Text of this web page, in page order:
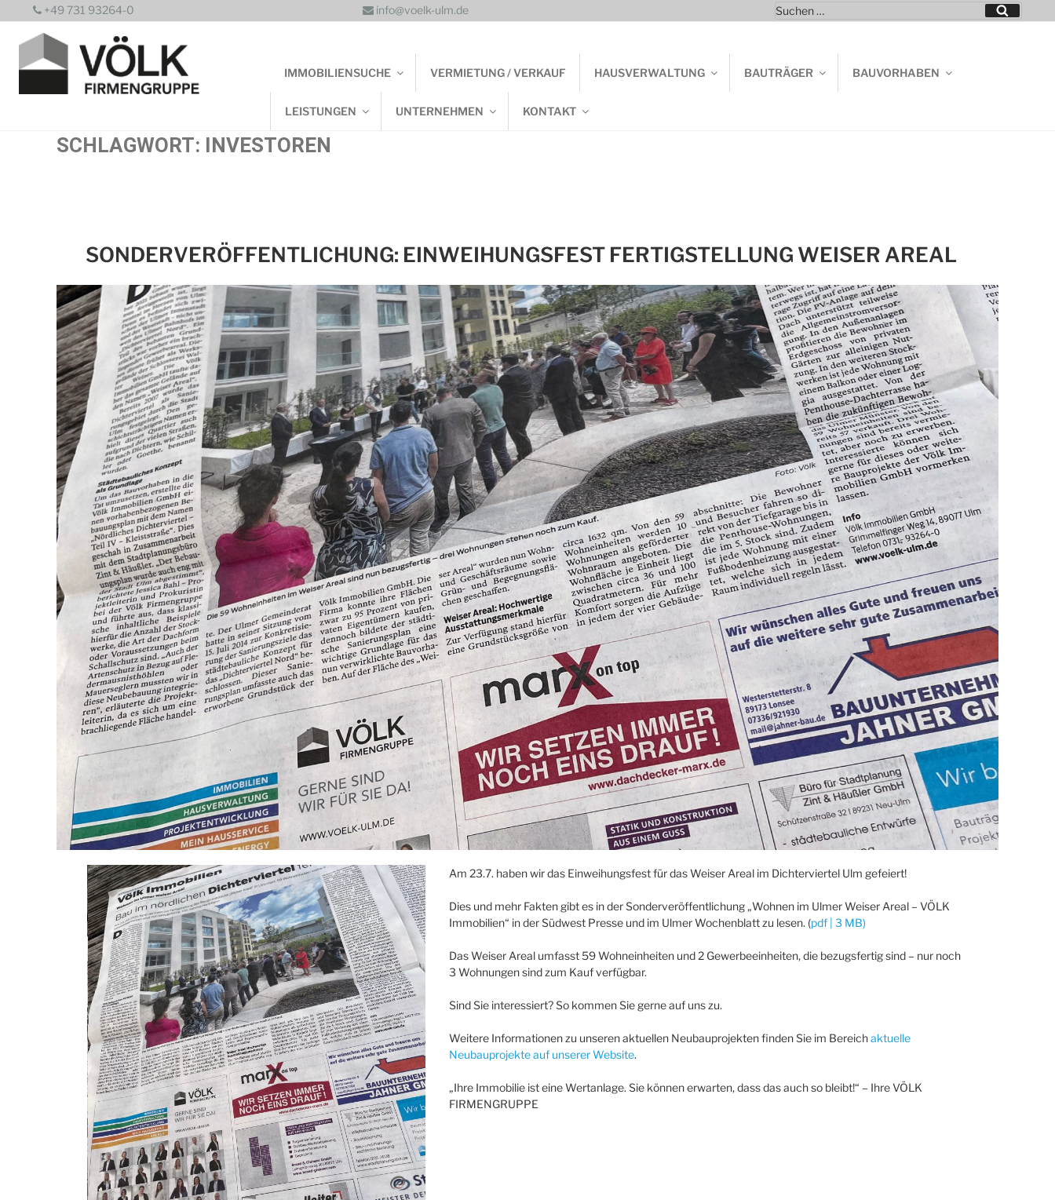
Inhalt
springen
+49 731 93264-0 info@voelk-ulm.de
Suchen
nach:
Suchen
IMMOBILIENSUCHE VERMIETUNG / VERKAUF HAUSVERWALTUNG BAUTRÄGER BAUVORHABEN
LEISTUNGEN UNTERNEHMEN KONTAKT
SCHLAGWORT: INVESTOREN
SONDERVERÖFFENTLICHUNG: EINWEIHUNGSFEST FERTIGSTELLUNG WEISER AREAL
Am 23.7. haben wir das Einweihungsfest für das Weiser Areal im Dichterviertel Ulm gefeiert!
Dies und mehr Fakten gibt es in der Sonderveröffentlichung „Wohnen im Ulmer Weiser Areal – VÖLK
Immobilien“ in der Südwest Presse und im Ulmer Wochenblatt zu lesen. (pdf | 3 MB)
Das Weiser Areal umfasst 59 Wohneinheiten und 2 Gewerbeeinheiten, die bezugsfertig sind – nur noch
3 Wohnungen sind zum Kauf verfügbar.
Sind Sie interessiert? So kommen Sie gerne auf uns zu.
Weitere Informationen zu unseren aktuellen Neubauprojekten finden Sie im Bereichaktuelle
Neubauprojekte auf unserer Website.
„Ihre Immobilie ist eine Wertanlage. Sie können erwarten, dass das auch so bleibt!“ – Ihre VÖLK
FIRMENGRUPPE